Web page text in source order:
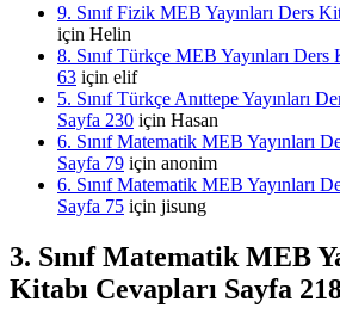
9. Sınıf Fizik MEB Yayınları Ders
için Helin
8. Sınıf Türkçe MEB Yayınları Ders
63 için elif
5. Sınıf Türkçe Anıttepe Yayınları
Sayfa 230 için Hasan
6. Sınıf Matematik MEB Yayınları
Sayfa 79 için anonim
6. Sınıf Matematik MEB Yayınları
Sayfa 75 için jisung
3. Sınıf Matematik MEB
Kitabı Cevapları Sayfa